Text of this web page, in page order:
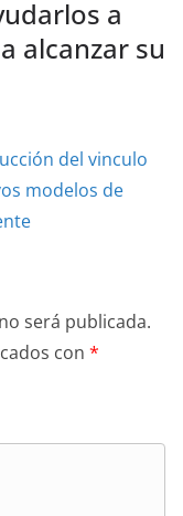
a
alcanzar su
del vinculo
modelos de
será publicada.
con *